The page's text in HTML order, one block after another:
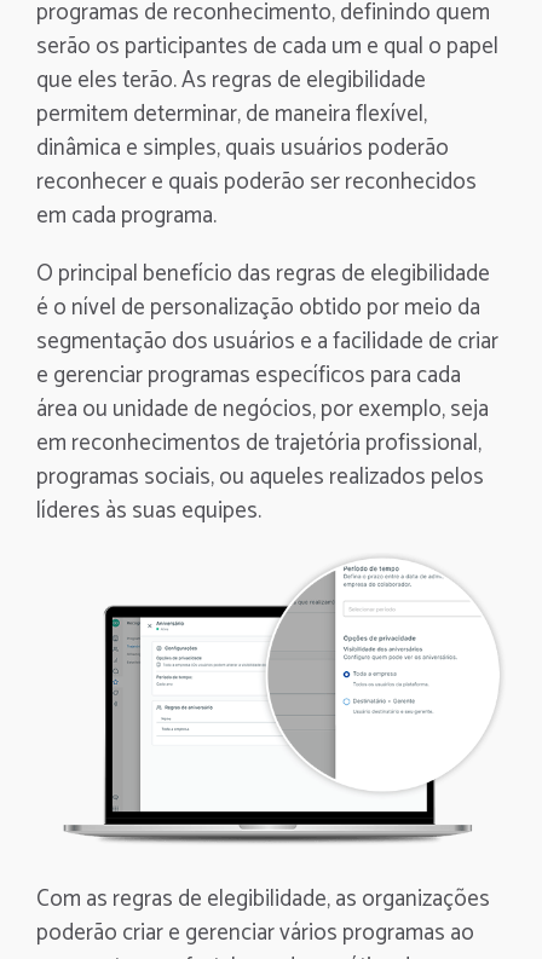
programas de reconhecimento, definindo quem
serão os participantes de cada um e qual o papel
que eles terão. As regras de elegibilidade
permitem determinar, de maneira flexível,
dinâmica e simples, quais usuários poderão
reconhecer e quais poderão ser reconhecidos
em cada programa.
O principal benefício das regras de elegibilidade
é o nível de personalização obtido por meio da
segmentação dos usuários e a facilidade de criar
e gerenciar programas específicos para cada
área ou unidade de negócios, por exemplo, seja
em reconhecimentos de trajetória profissional,
programas sociais, ou aqueles realizados pelos
líderes às suas equipes.
Com as regras de elegibilidade, as organizações
poderão criar e gerenciar vários programas ao